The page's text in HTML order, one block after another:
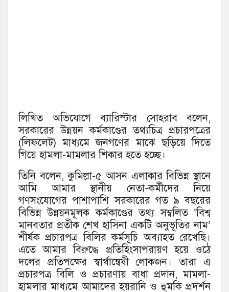
লিখিত অভিযোগে ব্যারিস্টার সোহরাব বলেন,
সরকারের উন্নয়ন কর্মকাণ্ডের তথ্যচিত্র প্রচারপত্রের
(লিফলেট) মাধ্যমে জনগণের মাঝে ছড়িয়ে দিতে
গিয়ে হামলা-মামলার শিকার হতে হচ্ছে।
তিনি বলেন, কুমিল্লা-৫ আসন এলাকার বিভিন্ন স্থানে
আমি আমার স্থানীয় নেতা-কর্মীদের নিয়ে
গণসংযোগের পাশাপাশি সরকারের গত ৯ বছরের
বিভিন্ন উন্নয়নমূলক কর্মকাণ্ডের তথ্য সম্বলিত ‘বিশ্ব
মানবতার প্রতীক শেখ হাসিনা একটি অনুভূতির নাম’
শীর্ষক প্রচারপত্র বিলির কর্মসূচি অব্যাহত রেখেছি।
এতে আমার বিরুদ্ধে প্রতিহিংসাপরায়ণ হয়ে ওঠে
দলের প্রতিপক্ষের স্বার্থান্বেষী লোকজন। তারা এ
প্রচারপত্র বিলি ও প্রচারণায় বাধা প্রদান, মামলা-
হামলার মাধ্যমে আমাদের হয়রানি ও হুমকি প্রদর্শন